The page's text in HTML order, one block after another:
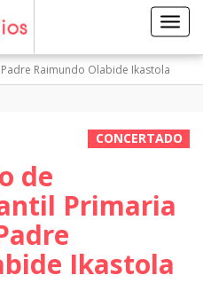
Padre Raimundo Olabide Ikastola
CONCERTADO
de
Primaria
Ikastola